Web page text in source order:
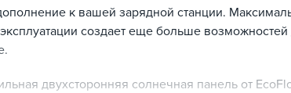
к вашей зарядной станции.
создает еще больше
двухсторонняя солнечная панель от